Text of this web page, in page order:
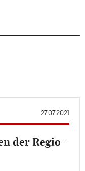
27.07.2021
der Regio-